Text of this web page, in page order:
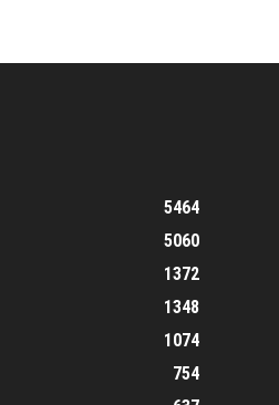
5464
5060
1372
1348
1074
754